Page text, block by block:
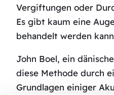
Vergiftungen oder
Es gibt kaum eine
behandelt werden
John Boel, ein
diese Methode durch
Grundlagen einiger